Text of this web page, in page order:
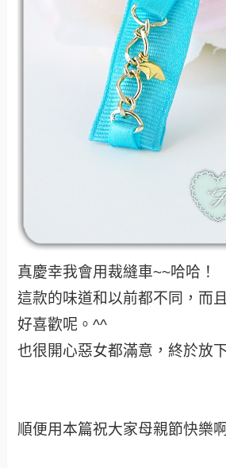
真慶幸我會用裁縫車~~哈哈！
這款的味道和以前都不同，而
好喜歡呢。^^
也很開心惡女都滿意，終於放
順便用本篇祝大家母親節快樂